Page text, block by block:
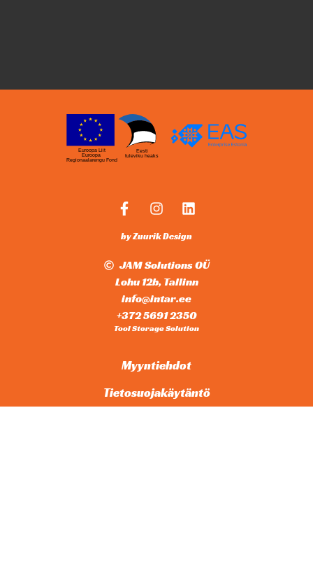
Eesti
tuleviku heaks
Euroopa Liit
Euroopa
Regionaalarengu Fond
Myyntiehdot
Tietosuojakäytäntö
JAM Solutions OÜ
Lohu 12b, Tallinn
info@intar.ee
+372 5691 2350
Tool Storage Solution
by Zuurik Design